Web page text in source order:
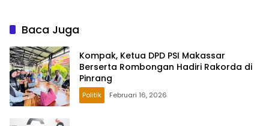
Baca Juga
Kompak, Ketua DPD PSI Makassar
Berserta Rombongan Hadiri Rakorda di
Pinrang
Politik Februari 16, 2026